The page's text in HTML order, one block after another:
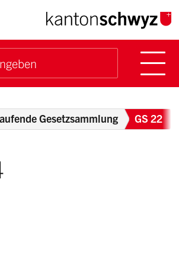
im Kanton
Breadcrumb
Gesetzsammlung GS 22